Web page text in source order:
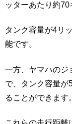
ッターあたり約70
タンク容量が4リ
能です。
一方、ヤマハのジ
で、タンク容量が
ることができます。